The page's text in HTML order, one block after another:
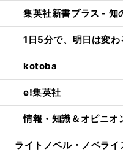
集英社新書プラス - 知
1日5分で、明日は変
kotoba
e!集英社
情報・知識＆オピニ
ライトノベル・ノベライ